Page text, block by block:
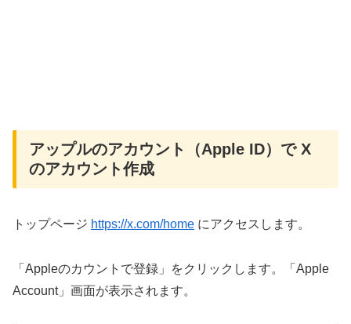
アップルのアカウント（Apple ID）で X
のアカウント作成
トップページ https://x.com/home にアクセスします。
「Appleのカウントで登録」をクリックします。「Apple
Account」画面が表示されます。